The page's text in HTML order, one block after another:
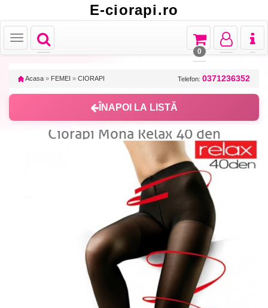
E-ciorapi.ro
Toggle
navigation
Toggle
Toggle
navigation
Toggle
navigation
Toggle
navigation
0
Acasa » FEMEI » CIORAPI Telefon: 0371236352
ÎNAPOI LA LISTĂ
Ciorapi Mona Relax 40 den